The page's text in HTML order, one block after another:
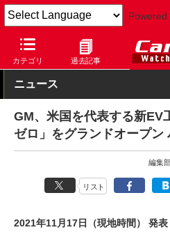
Powered
カテゴリ 過去記事
Car Watch テクノロジー その他
ニュース
GM、米国を代表する新EV
ゼロ」をグランドオープン
編集
リスト
2021年11月17日（現地時間） 発表